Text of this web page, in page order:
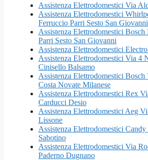
Assistenza Elettrodomestici Via
Assistenza Elettrodomestici
Ferruccio Parri Sesto San Giovanni
Assistenza Elettrodomestici Bosch
Parri Sesto San Giovanni
Assistenza Elettrodomestici
Assistenza Elettrodomestici Via 4
Cinisello Balsamo
Assistenza Elettrodomestici Bosch
Costa Novate Milanese
Assistenza Elettrodomestici Rex
Carducci Desio
Assistenza Elettrodomestici Aeg
Lissone
Assistenza Elettrodomestici
Sabotino
Assistenza Elettrodomestici Via
Paderno Dugnano